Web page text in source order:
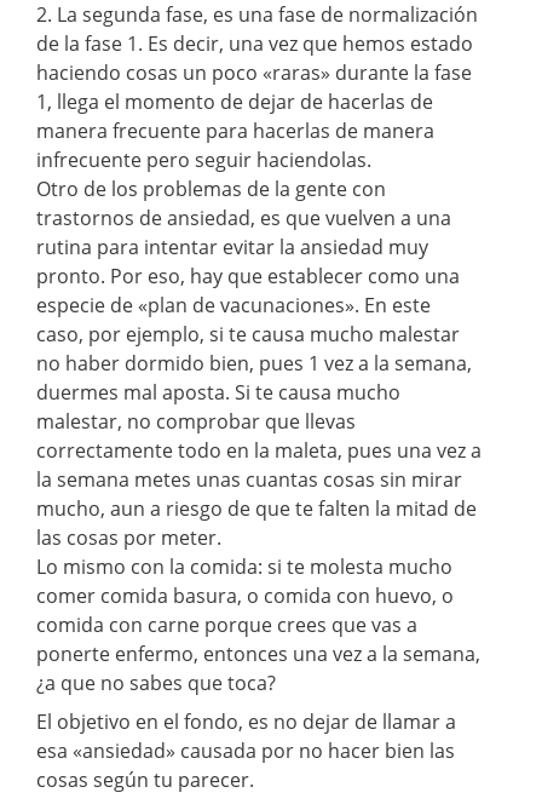
2. La segunda fase, es una fase de normalización
de la fase 1. Es decir, una vez que hemos estado
haciendo cosas un poco «raras» durante la fase
1, llega el momento de dejar de hacerlas de
manera frecuente para hacerlas de manera
infrecuente pero seguir haciendolas.
Otro de los problemas de la gente con
trastornos de ansiedad, es que vuelven a una
rutina para intentar evitar la ansiedad muy
pronto. Por eso, hay que establecer como una
especie de «plan de vacunaciones». En este
caso, por ejemplo, si te causa mucho malestar
no haber dormido bien, pues 1 vez a la semana,
duermes mal aposta. Si te causa mucho
malestar, no comprobar que llevas
correctamente todo en la maleta, pues una vez a
la semana metes unas cuantas cosas sin mirar
mucho, aun a riesgo de que te falten la mitad de
las cosas por meter.
Lo mismo con la comida: si te molesta mucho
comer comida basura, o comida con huevo, o
comida con carne porque crees que vas a
ponerte enfermo, entonces una vez a la semana,
¿a que no sabes que toca?
El objetivo en el fondo, es no dejar de llamar a
esa «ansiedad» causada por no hacer bien las
cosas según tu parecer.